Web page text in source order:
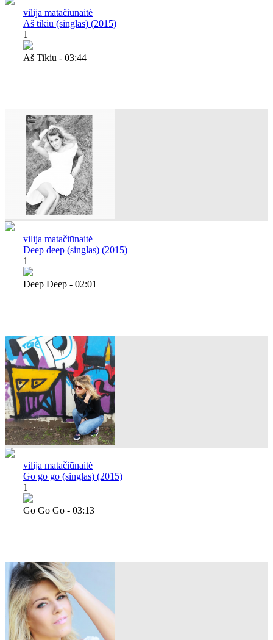
vilija matačiūnaitė
Aš tikiu (singlas) (2015)
1
Aš Tikiu - 03:44
vilija matačiūnaitė
Deep deep (singlas) (2015)
1
Deep Deep - 02:01
vilija matačiūnaitė
Go go go (singlas) (2015)
1
Go Go Go - 03:13